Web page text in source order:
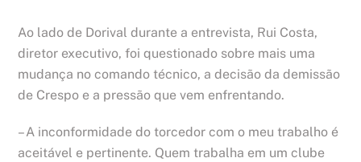
Ao lado de Dorival durante a entrevista, Rui Costa,
diretor executivo, foi questionado sobre mais uma
mudança no comando técnico, a decisão da demissão
de Crespo e a pressão que vem enfrentando.
– A inconformidade do torcedor com o meu trabalho é
aceitável e pertinente. Quem trabalha em um clube